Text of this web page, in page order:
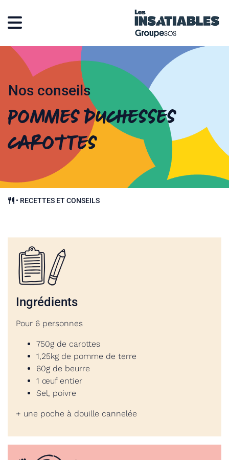
Nos conseils
Pommes duchesses
carottes
• RECETTES ET CONSEILS
Ingrédients
Pour 6 personnes
750g de carottes
1,25kg de pomme de terre
60g de beurre
1 œuf entier
Sel, poivre
+ une poche à douille cannelée